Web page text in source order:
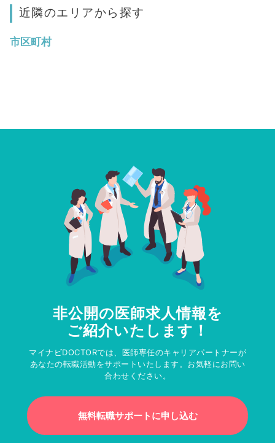
近隣のエリアから探す
市区町村
非公開の医師求人情報を
ご紹介いたします！
マイナビDOCTORでは、医師専任のキャリアパートナーが
あなたの転職活動をサポートいたします。お気軽にお問い
合わせください。
無料転職サポートに申し込む